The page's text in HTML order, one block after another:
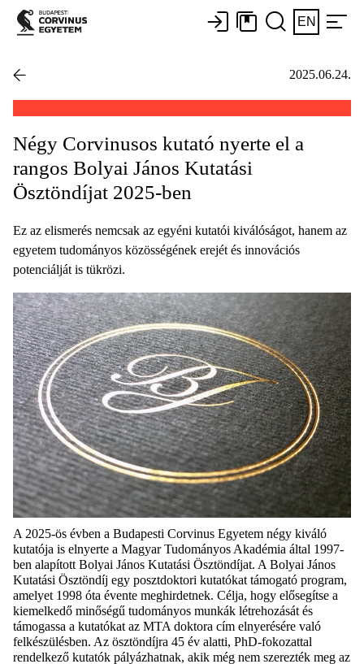
EN
2025.06.24.
Négy Corvinusos kutató nyerte el a
rangos Bolyai János Kutatási
Ösztöndíjat 2025-ben
Ez az elismerés nemcsak az egyéni kutatói kiválóságot, hanem az
egyetem tudományos közösségének erejét és innovációs
potenciálját is tükrözi.
A 2025-ös évben a Budapesti Corvinus Egyetem négy kiváló
kutatója is elnyerte a Magyar Tudományos Akadémia által 1997-
ben alapított Bolyai János Kutatási Ösztöndíjat. A Bolyai János
Kutatási Ösztöndíj egy posztdoktori kutatókat támogató program,
amelyet 1998 óta évente meghirdetnek. Célja, hogy elősegítse a
kiemelkedő minőségű tudományos munkák létrehozását és
támogassa a kutatókat az MTA doktora cím elnyerésére való
felkészülésben. Az ösztöndíjra 45 év alatti, PhD-fokozattal
rendelkező kutatók pályázhatnak, akik még nem szerezték meg az